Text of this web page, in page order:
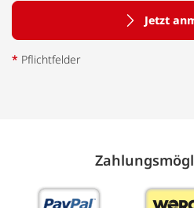
Jetzt
* Pflichtfelder